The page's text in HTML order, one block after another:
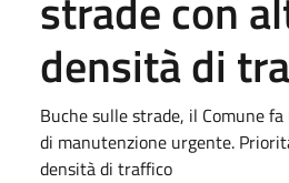
densità di
Buche sulle strade, il Comune
di manutenzione urgente.
densità di traffico